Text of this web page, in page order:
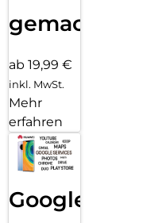
gemacht!
ab 19,99 €
inkl. MwSt.
Mehr
erfahren
Google